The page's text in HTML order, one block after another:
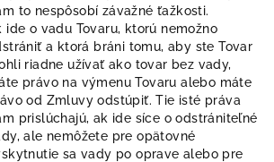
to nespôsobí závažné ťažkosti.
ide o vadu Tovaru, ktorú nemožno
a ktorá bráni tomu, aby ste Tovar
riadne užívať ako tovar bez vady,
právo na výmenu Tovaru alebo máte
od Zmluvy odstúpiť. Tie isté práva
prislúchajú, ak ide síce o odstrániteľné
ale nemôžete pre opätovné
sa vady po oprave alebo pre